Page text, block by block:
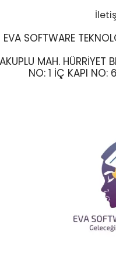
EVA SOFTWARE
MAH.
NO: 1 İÇ KAPI NO: